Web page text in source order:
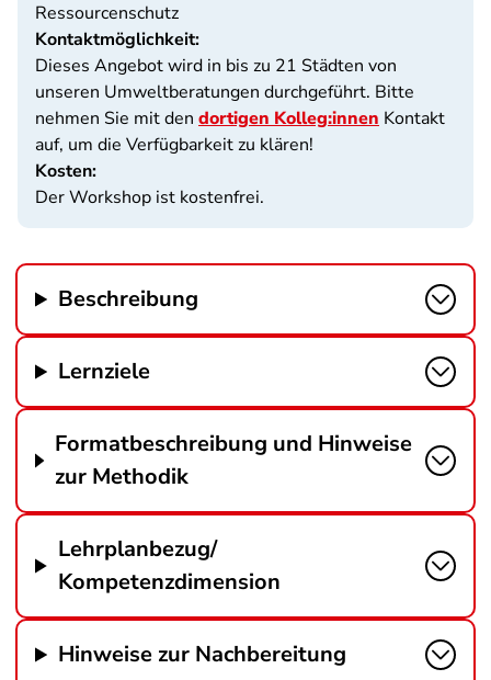
Ressourcenschutz
Kontaktmöglichkeit:
Dieses Angebot wird in bis zu 21 Städten von
unseren Umweltberatungen durchgeführt. Bitte
nehmen Sie mit den dortigen Kolleg:innen Kontakt
auf, um die Verfügbarkeit zu klären!
Kosten:
Der Workshop ist kostenfrei.
Beschreibung
Lernziele
Formatbeschreibung und Hinweise
zur Methodik
Lehrplanbezug/
Kompetenzdimension
Hinweise zur Nachbereitung